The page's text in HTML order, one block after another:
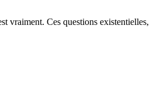
vraiment. Ces questions existentielles,